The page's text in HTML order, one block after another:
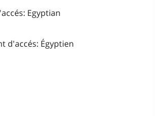
Egyptian
d'accés: Égyptien